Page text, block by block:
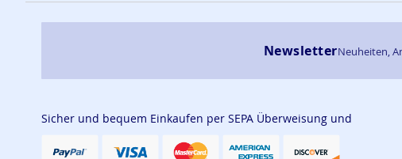
NewsletterNeuheiten,
Sicher und bequem Einkaufen per SEPA Überweisung und